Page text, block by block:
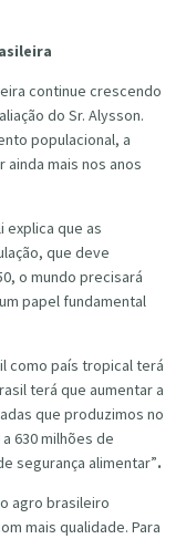
continue crescendo
do Sr. Alysson.
populacional, a
mais nos anos
explica que as
que deve
o mundo precisará
papel fundamental
como país tropical terá
terá que aumentar a
que produzimos no
630 milhões de
segurança alimentar”.
agro brasileiro
mais qualidade. Para